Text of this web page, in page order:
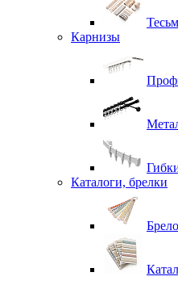
Карнизы
Каталоги, брелки